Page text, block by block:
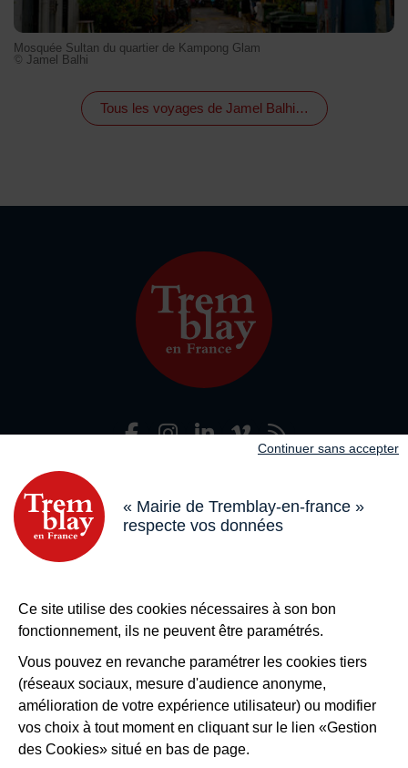
« Mairie de Tremblay-en-france »
respecte vos données
Ce site utilise des cookies nécessaires à son bon
fonctionnement, ils ne peuvent être paramétrés.
Vous pouvez en revanche paramétrer les cookies tiers
(réseaux sociaux, mesure d'audience anonyme,
amélioration de votre expérience utilisateur) ou modifier
vos choix à tout moment en cliquant sur le lien «Gestion
des Cookies» situé en bas de page.
Continuer sans accepter
Mosquée Sultan du quartier de Kampong Glam
© Jamel Balhi
Tous les voyages de Jamel Balhi…
Nous suivre
Facebook
InstagramLinkedIn
18 boulevard de l’Hôtel de Ville, 93290 Tremblay-en-France
Horaires
Du lundi au vendredi de 8h30 à 12h et de 13h à 17h
Le samedi de 8h30 à 12h
Bouton contacterNous contacter
Plus deTremblay !
S’inscrire à la newsletter
Nos autres sites